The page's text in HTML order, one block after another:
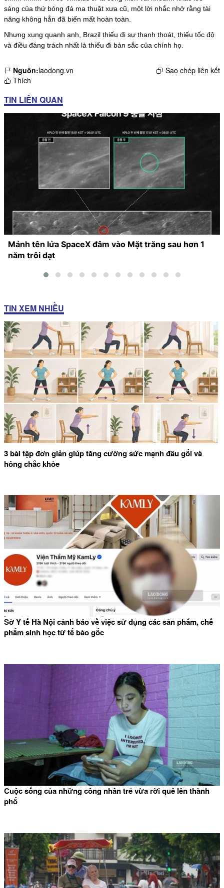
sáng của thứ bóng đá ma thuật xưa cũ, một lời nhắc nhở rằng tài
năng không hẳn đã biến mất hoàn toàn.
Nhưng xung quanh anh, Brazil thiếu đi sự thanh thoát, thiếu tốc độ
và điều đáng trách nhất là thiếu đi bản sắc của chính họ.
Nguồn:laodong.vn
Sao chép liên kết
Thích
TIN LIÊN QUAN
Mảnh tên lửa SpaceX đâm vào Mặt trăng sau hơn 1
năm trôi dạt
TIN XEM NHIỀU
3 bài tập đơn giản giúp tăng cường sức mạnh đầu gối và
hông chắc khỏe
Sở Y tế Hà Nội cảnh báo về việc sử dụng các sản phẩm, chế
phẩm sinh học từ tế bào gốc
Cuộc sống của những công nhân trẻ vừa rời quê lên thành
phố